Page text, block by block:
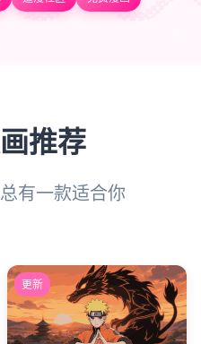
推荐
有一款适合你
更新